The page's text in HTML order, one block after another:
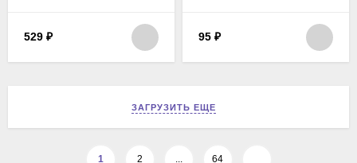
529 ₽ 95 ₽
ЗАГРУЗИТЬ ЕЩЕ
1 2 ... 64